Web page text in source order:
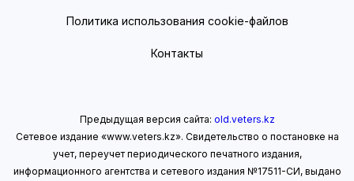
Политика использования cookie-файлов
Контакты
Предыдущая версия сайта: old.veters.kz
Сетевое издание «www.veters.kz». Свидетельство о постановке на
учет, переучет периодического печатного издания,
информационного агентства и сетевого издания №17511-СИ, выдано